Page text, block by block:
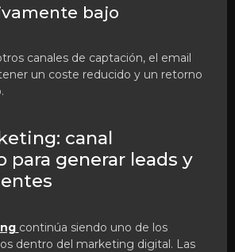
bajo
canales de captación, el email
un coste reducido y un retorno
canal
para generar leads y
continúa siendo uno de los
dentro del marketing digital. Las